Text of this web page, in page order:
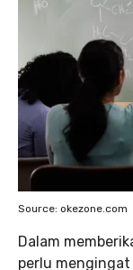
Source: okezone.com
Dalam
perlu